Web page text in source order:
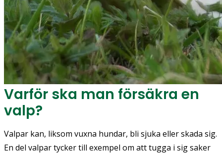
Varför ska man försäkra en
valp?
Valpar kan, liksom vuxna hundar, bli sjuka eller skada sig.
En del valpar tycker till exempel om att tugga i sig saker